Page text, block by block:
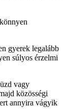
gyerek legalább
súlyos érzelmi
vagy
közösségi
annyira vágyik